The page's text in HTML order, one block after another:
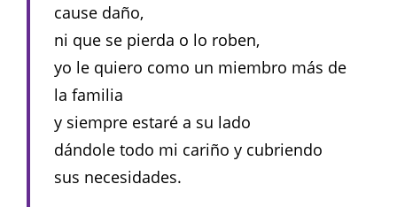
cause daño,
ni que se pierda o lo roben,
yo le quiero como un miembro más de
la familia
y siempre estaré a su lado
dándole todo mi cariño y cubriendo
sus necesidades.